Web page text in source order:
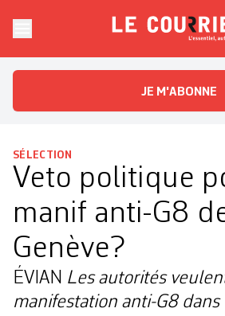
Le
JE M'ABONNE
SÉLECTION
Veto politique
manif anti-G8
Genève?
ÉVIAN Les autorités
manifestation anti-G8